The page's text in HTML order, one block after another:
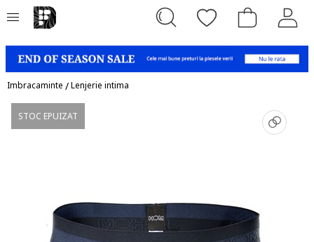
Imbracaminte /Lenjerie intima
STOC EPUIZAT